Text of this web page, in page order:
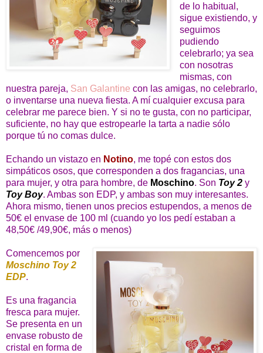
de lo habitual,
sigue existiendo, y
seguimos
pudiendo
celebrarlo; ya sea
con nosotras
mismas, con
nuestra pareja, San Galantine con las amigas, no celebrarlo,
o inventarse una nueva fiesta. A mí cualquier excusa para
celebrar me parece bien. Y si no te gusta, con no participar,
suficiente, no hay que estropearle la tarta a nadie sólo
porque tú no comas dulce.
Echando un vistazo en Notino, me topé con estos dos
simpáticos osos, que corresponden a dos fragancias, una
para mujer, y otra para hombre, de Moschino. Son Toy 2 y
Toy Boy. Ambas son EDP, y ambas son muy interesantes.
Ahora mismo, tienen unos precios estupendos, a menos de
50€ el envase de 100 ml (cuando yo los pedí estaban a
48,50€ /49,90€, más o menos)
Comencemos por
Moschino Toy 2
EDP.
Es una fragancia
fresca para mujer.
Se presenta en un
envase robusto de
cristal en forma de